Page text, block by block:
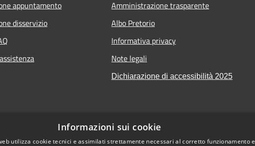
appuntamento
disservizio
Amministrazione trasparente
Albo Pretorio
Informativa privacy
Note legali
Dichiarazione di accessibilità 2025
Informazioni sui cookie
utilizza cookie tecnici e assimilati strettamente necessari al corretto funzionamento e